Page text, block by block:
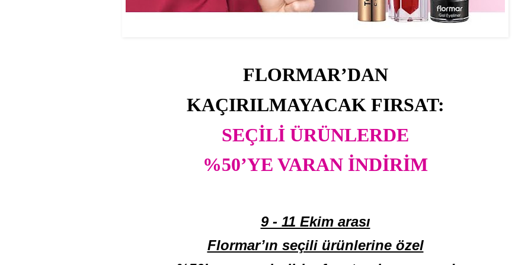
FLORMAR’DAN
KAÇIRILMAYACAK FIRSAT:
SEÇİLİ ÜRÜNLERDE
%50’YE VARAN İNDİRİM
9 - 11 Ekim arası
Flormar’ın seçili ürünlerine özel